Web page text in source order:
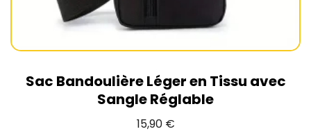
Sac Bandoulière Léger en Tissu avec
Sangle Réglable
15,90 €